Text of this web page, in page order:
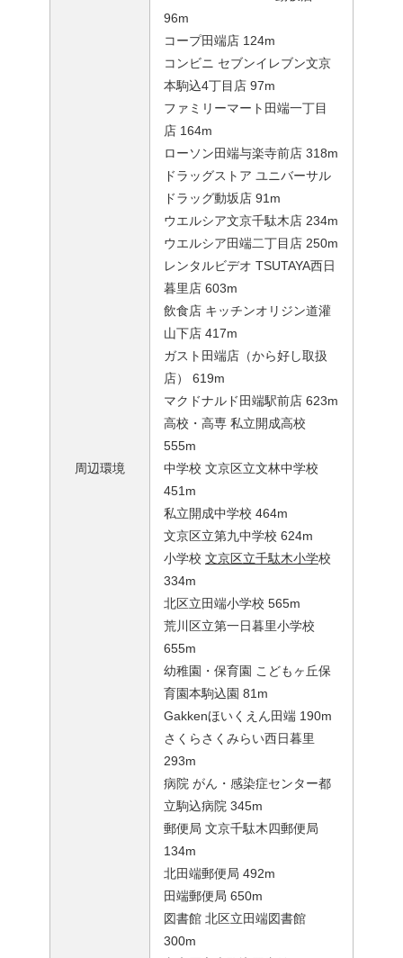
周辺環境
96m
コープ田端店 124m
コンビニ セブンイレブン文京
本駒込4丁目店 97m
ファミリーマート田端一丁目
店 164m
ローソン田端与楽寺前店 318m
ドラッグストア ユニバーサル
ドラッグ動坂店 91m
ウエルシア文京千駄木店 234m
ウエルシア田端二丁目店 250m
レンタルビデオ TSUTAYA西日
暮里店 603m
飲食店 キッチンオリジン道灌
山下店 417m
ガスト田端店（から好し取扱
店） 619m
マクドナルド田端駅前店 623m
高校・高専 私立開成高校
555m
中学校 文京区立文林中学校
451m
私立開成中学校 464m
文京区立第九中学校 624m
小学校 文京区立千駄木小学校
334m
北区立田端小学校 565m
荒川区立第一日暮里小学校
655m
幼稚園・保育園 こどもヶ丘保
育園本駒込園 81m
Gakkenほいくえん田端 190m
さくらさくみらい西日暮里
293m
病院 がん・感染症センター都
立駒込病院 345m
郵便局 文京千駄木四郵便局
134m
北田端郵便局 492m
田端郵便局 650m
図書館 北区立田端図書館
300m